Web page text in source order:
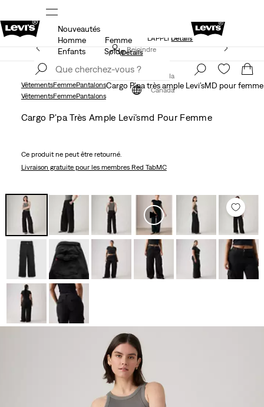
LE MEILLEUR DE LEVI'SMD – MAINTENANT DANS
L’APPLIDétails
Rejoindre
Canada
Nouveautés
Homme
Femme
Enfants
Solde
15 % DE RABAIS SUR VOTRE PREMIÈRE COMMANDE
Détails
maintenant
Canada
VêtementsFemmePantalonsCargo P'pa très ample Levi’sMD pour femme
VêtementsFemmePantalons
Cargo P'pa Très Ample Levi’smd Pour Femme
Ce produit ne peut être retourné.
Livraison gratuitepour les membres Red TabMC